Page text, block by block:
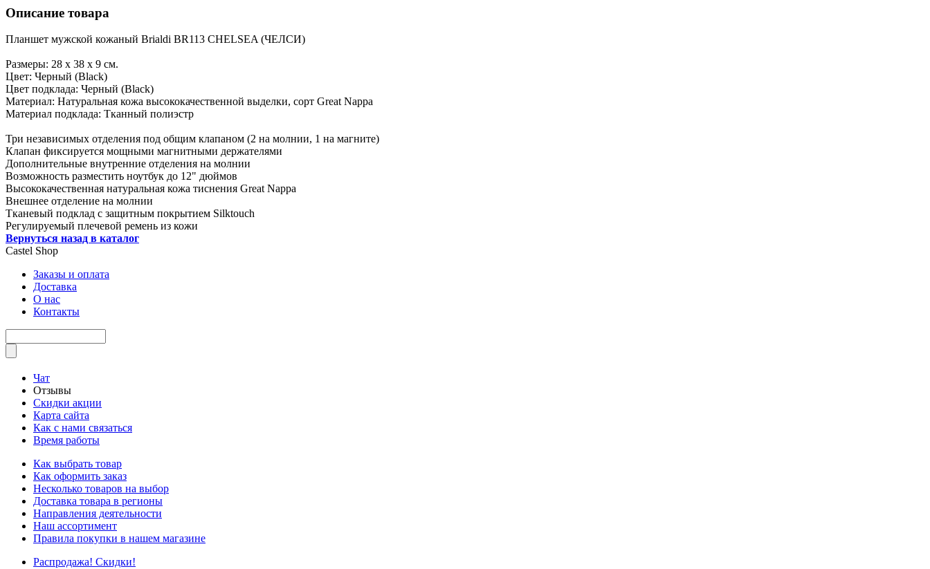
Описание товара
Планшет мужской кожаный Brialdi BR113 CHELSEA (ЧЕЛСИ)
Размеры: 28 х 38 х 9 см.
Цвет: Черный (Black)
Цвет подклада: Черный (Black)
Материал: Натуральная кожа высококачественной выделки, сорт Great Nappa
Материал подклада: Тканный полиэстр
Три независимых отделения под общим клапаном (2 на молнии, 1 на магните)
Клапан фиксируется мощными магнитными держателями
Дополнительные внутренние отделения на молнии
Возможность разместить ноутбук до 12" дюймов
Высококачественная натуральная кожа тиснения Great Nappa
Внешнее отделение на молнии
Тканевый подклад с защитным покрытием Silktouch
Регулируемый плечевой ремень из кожи
Вернуться назад в каталог
Castel Shop
Заказы и оплата
Доставка
О нас
Контакты
Чат
Отзывы
Скидки акции
Карта сайта
Как с нами связаться
Время работы
Как выбрать товар
Как оформить заказ
Несколько товаров на выбор
Доставка товара в регионы
Направления деятельности
Наш ассортимент
Правила покупки в нашем магазине
Распродажа! Скидки!